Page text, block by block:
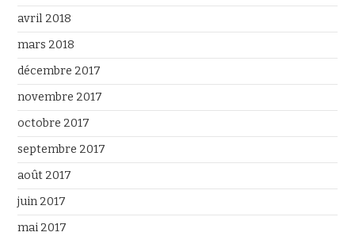
avril 2018
mars 2018
décembre 2017
novembre 2017
octobre 2017
septembre 2017
août 2017
juin 2017
mai 2017